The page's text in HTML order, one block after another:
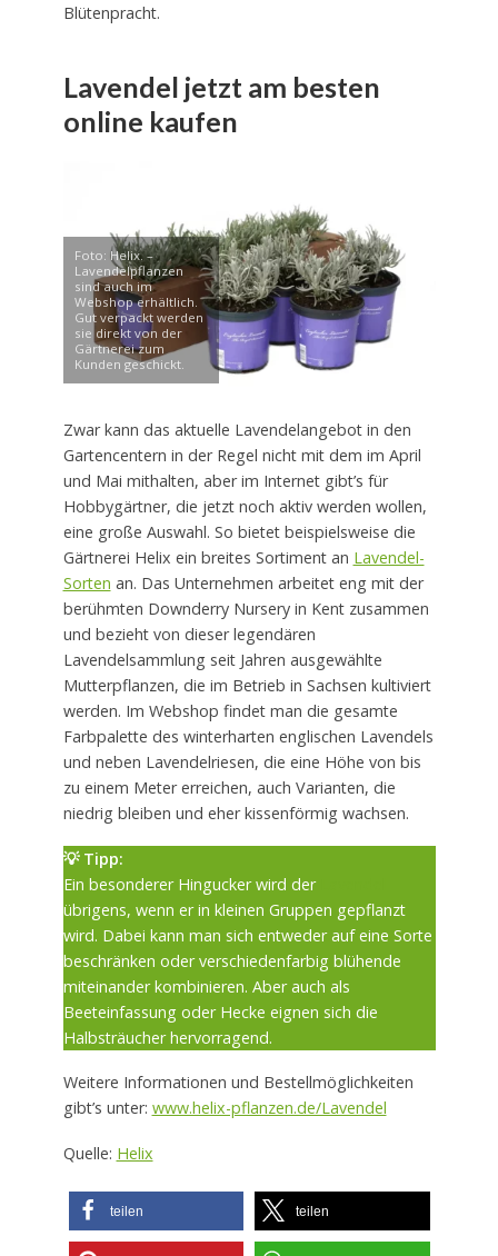
Blütenpracht.
Lavendel jetzt am besten
online kaufen
Foto: Helix. –
Lavendelpflanzen
sind auch im
Webshop erhältlich.
Gut verpackt werden
sie direkt von der
Gärtnerei zum
Kunden geschickt.
Zwar kann das aktuelle Lavendelangebot in den
Gartencentern in der Regel nicht mit dem im April
und Mai mithalten, aber im Internet gibt’s für
Hobbygärtner, die jetzt noch aktiv werden wollen,
eine große Auswahl. So bietet beispielsweise die
Gärtnerei Helix ein breites Sortiment an Lavendel-
Sorten an. Das Unternehmen arbeitet eng mit der
berühmten Downderry Nursery in Kent zusammen
und bezieht von dieser legendären
Lavendelsammlung seit Jahren ausgewählte
Mutterpflanzen, die im Betrieb in Sachsen kultiviert
werden. Im Webshop findet man die gesamte
Farbpalette des winterharten englischen Lavendels
und neben Lavendelriesen, die eine Höhe von bis
zu einem Meter erreichen, auch Varianten, die
niedrig bleiben und eher kissenförmig wachsen.
💡 Tipp:
Ein besonderer Hingucker wird der
übrigens, wenn er in kleinen Gruppen gepflanzt
wird. Dabei kann man sich entweder auf eine Sorte
beschränken oder verschiedenfarbig blühende
miteinander kombinieren. Aber auch als
Beeteinfassung oder Hecke eignen sich die
Halbsträucher hervorragend.
Weitere Informationen und Bestellmöglichkeiten
gibt’s unter: www.helix-pflanzen.de/Lavendel
Quelle: Helix
teilen teilen